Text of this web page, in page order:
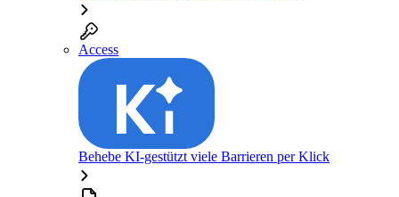
Access
Behebe KI-gestützt viele Barrieren per Klick